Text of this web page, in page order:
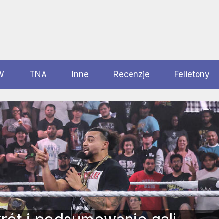
TNA Inne Recenzje Felietony